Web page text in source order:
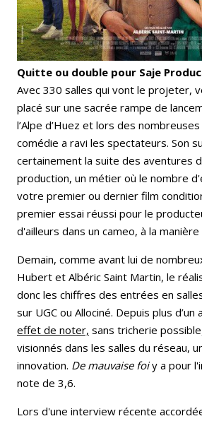
Quitte ou double pour Saje
Avec 330 salles qui vont le projeter,
placé sur une sacrée rampe de
l’Alpe d’Huez et lors des
comédie a ravi les spectateurs. Son
certainement la suite des aventures
production, un métier où le nombre
votre premier ou dernier film
premier essai réussi pour le
d'ailleurs dans un cameo, à la
Demain, comme avant lui de
Hubert et Albéric Saint Martin, le
donc les chiffres des entrées en
sur UGC ou Allociné. Depuis plus d’un
effet de noter, sans tricherie
visionnés dans les salles du réseau,
innovation. De mauvaise foiy a pour
note de 3,6.
Lors d'une interview récente